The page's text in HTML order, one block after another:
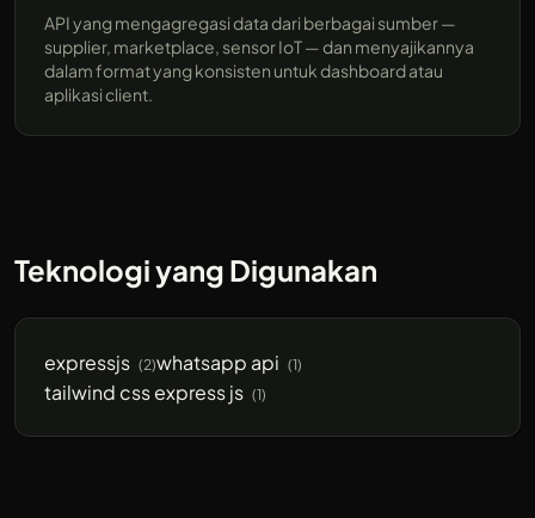
API yang mengagregasi data dari berbagai sumber —
supplier, marketplace, sensor IoT — dan menyajikannya
dalam format yang konsisten untuk dashboard atau
aplikasi client.
Teknologi yang Digunakan
expressjs (2)whatsapp api (1)
tailwind css express js (1)